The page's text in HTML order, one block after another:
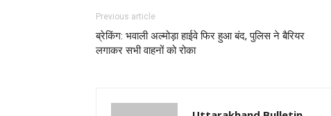
Previous article
ब्रेकिंग: भवाली अल्मोड़ा हाईवे फिर हुआ बंद, पुलिस ने बैरियर
लगाकर सभी वाहनों को रोका